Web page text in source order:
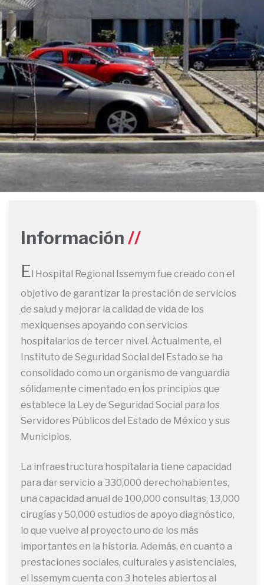
Información
E l Hospital Regional Issemym fue creado con el
objetivo de garantizar la prestación de servicios
de salud y mejorar la calidad de vida de los
mexiquenses apoyando con servicios
hospitalarios de tercer nivel. Actualmente, el
Instituto de Seguridad Social del Estado se ha
consolidado como un organismo de vanguardia
sólidamente cimentado en los principios que
establece la Ley de Seguridad Social para los
Servidores Públicos del Estado de México y sus
Municipios.
La infraestructura hospitalaria tiene capacidad
para dar servicio a 330,000 derechohabientes,
una capacidad anual de 100,000 consultas, 13,000
cirugías y 50,000 estudios de apoyo diagnóstico,
lo que vuelve al proyecto uno de los más
importantes en la historia. Además, en cuanto a
prestaciones sociales, culturales y asistenciales,
el Issemym cuenta con 3 hoteles abiertos al